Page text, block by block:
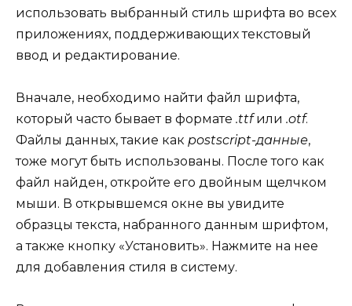
использовать выбранный стиль шрифта во всех
приложениях, поддерживающих текстовый
ввод и редактирование.
Вначале, необходимо найти файл шрифта,
который часто бывает в формате .ttfили .otf.
Файлы данных, такие как postscript-данные,
тоже могут быть использованы. После того как
файл найден, откройте его двойным щелчком
мыши. В открывшемся окне вы увидите
образцы текста, набранного данным шрифтом,
а также кнопку «Установить». Нажмите на нее
для добавления стиля в систему.